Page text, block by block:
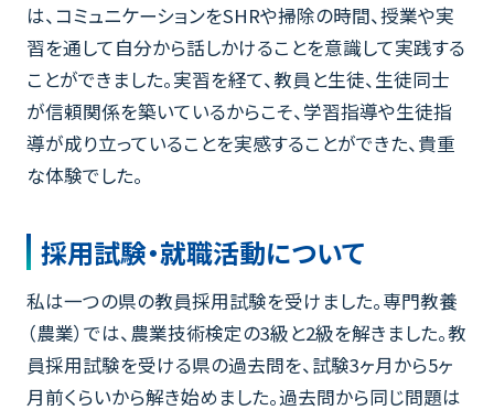
は、コミュニケーションをSHRや掃除の時間、授業や実
習を通して自分から話しかけることを意識して実践する
ことができました。実習を経て、教員と生徒、生徒同士
が信頼関係を築いているからこそ、学習指導や生徒指
導が成り立っていることを実感することができた、貴重
な体験でした。
採用試験・就職活動について
私は一つの県の教員採用試験を受けました。専門教養
（農業）では、農業技術検定の3級と2級を解きました。教
員採用試験を受ける県の過去問を、試験3ヶ月から5ヶ
月前くらいから解き始めました。過去問から同じ問題は